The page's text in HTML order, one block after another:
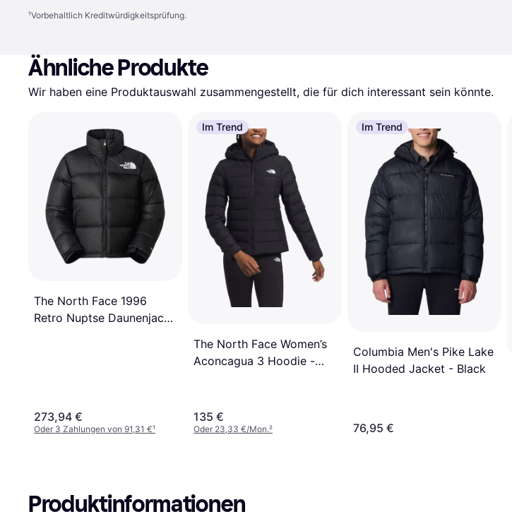
¹Vorbehaltlich Kreditwürdigkeitsprüfung.
Ähnliche Produkte
Wir haben eine Produktauswahl zusammengestellt, die für dich interessant sein könnte.
The North Face 1996
Retro Nuptse Daunenjacke
273,94 €
Oder 3 Zahlungen von 91,31 €¹
Im Trend
The North Face Women’s
Aconcagua 3 Hoodie -
135 €
Oder 23,33 €/Mon.²
Im Trend
Columbia Men's Pike Lake
II Hooded Jacket - Black
76,95 €
Produktinformationen